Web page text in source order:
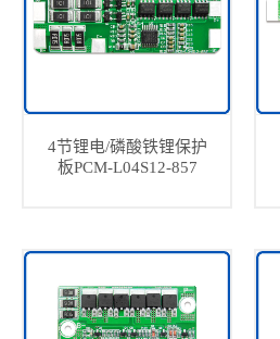
4节锂电/磷酸铁锂保护
板PCM-L04S12-857